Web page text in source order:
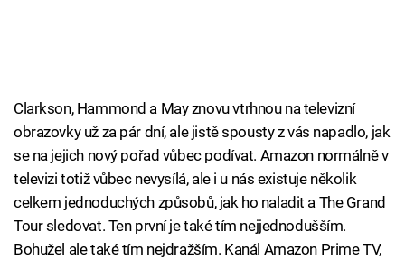
Clarkson, Hammond a May znovu vtrhnou na televizní
obrazovky už za pár dní, ale jistě spousty z vás napadlo, jak
se na jejich nový pořad vůbec podívat. Amazon normálně v
televizi totiž vůbec nevysílá, ale i u nás existuje několik
celkem jednoduchých způsobů, jak ho naladit a The Grand
Tour sledovat. Ten první je také tím nejjednodušším.
Bohužel ale také tím nejdražším. Kanál Amazon Prime TV,